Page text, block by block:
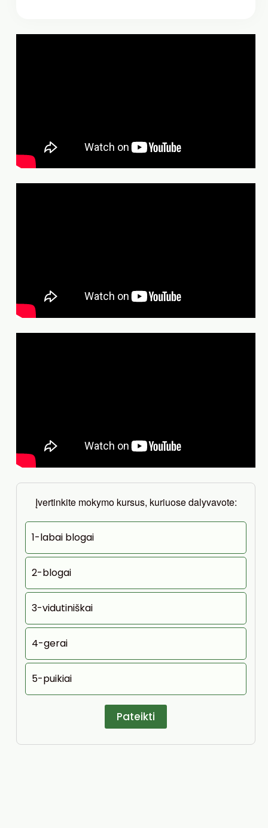
Įvertinkite mokymo kursus, kuriuose dalyvavote:
1-labai blogai
2-blogai
3-vidutiniškai
4-gerai
5-puikiai